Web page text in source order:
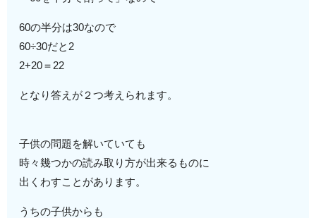
60の半分は30なので
60÷30だと2
2+20＝22
となり答えが２つ考えられます。
子供の問題を解いていても
時々幾つかの読み取り方が出来るものに
出くわすことがあります。
うちの子供からも